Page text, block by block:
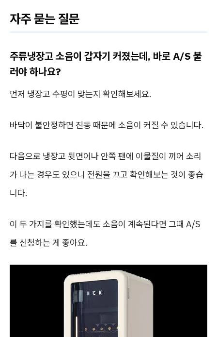
자주 묻는 질문
주류냉장고 소음이 갑자기 커졌는데, 바로 A/S 불
러야 하나요?
먼저 냉장고 수평이 맞는지 확인해보세요.
바닥이 불안정하면 진동 때문에 소음이 커질 수 있습니다.
다음으로 냉장고 뒷면이나 안쪽 팬에 이물질이 끼어 소리
가 나는 경우도 있으니 전원을 끄고 확인해보는 것이 좋습
니다.
이 두 가지를 확인했는데도 소음이 계속된다면 그때 A/S
를 신청하는 게 좋아요.